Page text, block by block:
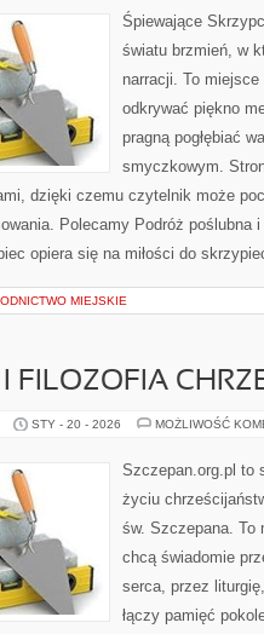
Śpiewające
światu brzmień, w
narracji. To
odkrywać piękno
pragną pogłębiać
smyczkowym.
dzięki czemu czytelnik może
Polecamy Podróż poślubna
opiera się na miłości do
MIEJSKIE
I FILOZOFIA
STY - 20 - 2026 MOŻLIWOŚĆ
Szczepan.org.pl to
życiu
św. Szczepana. To
chcą świadomie
serca, przez
łączy pamięć